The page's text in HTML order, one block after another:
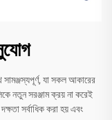
সামঞ্জস্যপূর্ণ, যা সকল আকারের
নতুন সরঞ্জাম ক্রয় না করেই
সর্বাধিক করা হয় এবং